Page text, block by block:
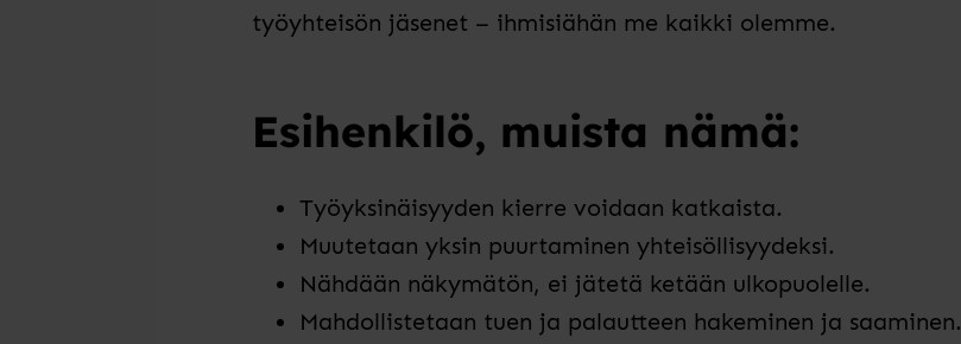
työyhteisön jäsenet – ihmisiähän me kaikki olemme.
Esihenkilö, muista nämä:
Työyksinäisyyden kierre voidaan katkaista.
Muutetaan yksin puurtaminen yhteisöllisyydeksi.
Nähdään näkymätön, ei jätetä ketään ulkopuolelle.
Mahdollistetaan tuen ja palautteen hakeminen ja saaminen.